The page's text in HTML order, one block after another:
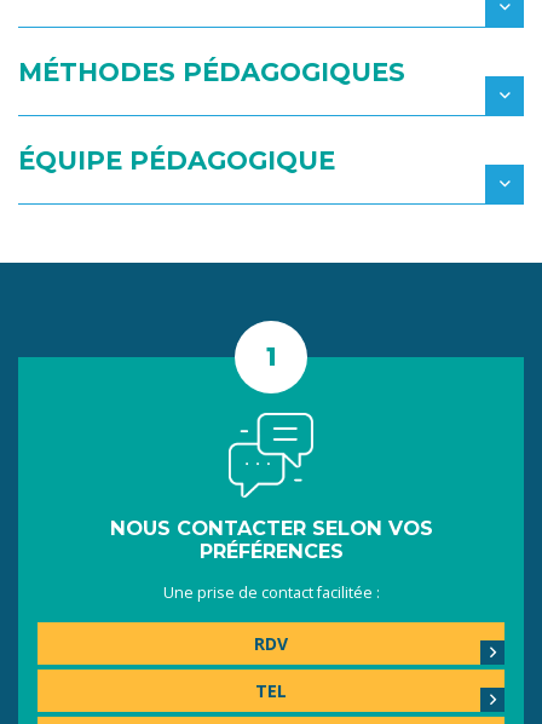
MÉTHODES PÉDAGOGIQUES
ÉQUIPE PÉDAGOGIQUE
NOUS CONTACTER SELON VOS
PRÉFÉRENCES
Une prise de contact facilitée :
RDV
TEL